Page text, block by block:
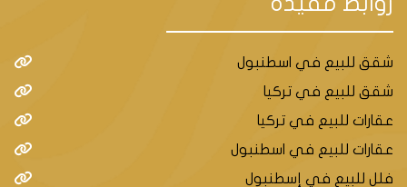
شقق للبيع في اسطنبول
شقق للبيع في تركيا
عقارات للبيع في تركيا
عقارات للبيع في اسطنبول
فلل للبيع في إسطنبول